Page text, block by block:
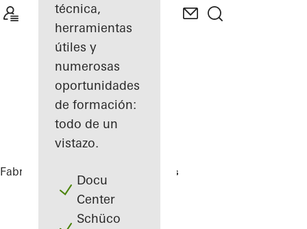
técnica,
herramientas
útiles y
numerosas
oportunidades
de formación:
todo de un
vistazo.
Docu
Center
Schüco
Fabricantes Highlights